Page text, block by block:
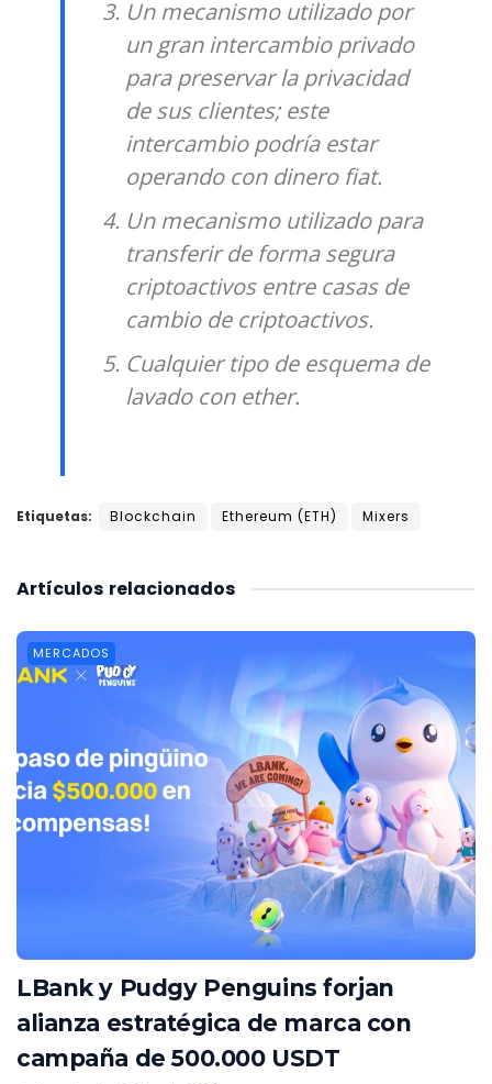
Un mecanismo utilizado por
un gran intercambio privado
para preservar la privacidad
de sus clientes; este
intercambio podría estar
operando con dinero fiat.
Un mecanismo utilizado para
transferir de forma segura
criptoactivos entre casas de
cambio de criptoactivos.
Cualquier tipo de esquema de
lavado con ether.
Etiquetas: Blockchain Ethereum (ETH) Mixers
relacionados
Artículos
MERCADOS
LBank y Pudgy Penguins forjan
alianza estratégica de marca con
campaña de 500.000 USDT